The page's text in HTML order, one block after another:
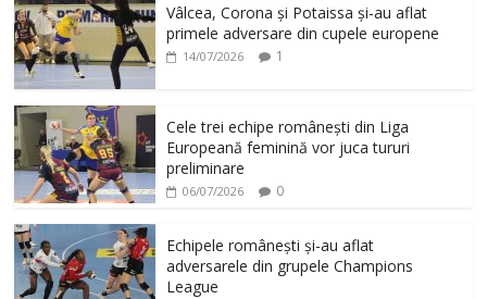
Vâlcea, Corona și Potaissa și-au aflat
primele adversare din cupele europene
14/07/2026 1
Cele trei echipe românești din Liga
Europeană feminină vor juca tururi
preliminare
06/07/2026 0
Echipele românești și-au aflat
adversarele din grupele Champions
League